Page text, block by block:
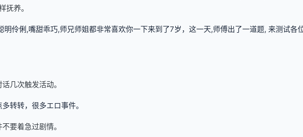
抚养。
伶俐,嘴甜乖巧,师兄师姐都非常喜欢你一下来到了7岁，这一天,师傅出了一道题, 来测试各
几次触发活动。
转转，很多エロ事件。
要着急过剧情。